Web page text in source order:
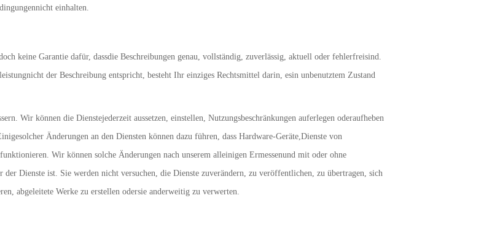
einhalten.
keine Garantie dafür, dassdie Beschreibungen genau, vollständig, zuverlässig, aktuell oder fehlerfreisind.
der Beschreibung entspricht, besteht Ihr einziges Rechtsmittel darin, esin unbenutztem Zustand
Wir können die Dienstejederzeit aussetzen, einstellen, Nutzungsbeschränkungen auferlegen oderaufheben
Änderungen an den Diensten können dazu führen, dass Hardware-Geräte,Dienste von
Wir können solche Änderungen nach unserem alleinigen Ermessenund mit oder ohne
Dienste ist. Sie werden nicht versuchen, die Dienste zuverändern, zu veröffentlichen, zu übertragen, sich
abgeleitete Werke zu erstellen odersie anderweitig zu verwerten.